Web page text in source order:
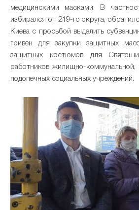
медицинскими масками. В
избирался от 219-го округа,
Киева с просьбой выделить
гривен для закупки защитных
защитных костюмов для
работников жилищно-
подопечных социальных учреждений.